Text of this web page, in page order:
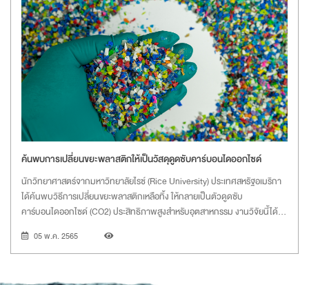
ค้นพบการเปลี่ยนขยะพลาสติกให้เป็นวัสดุดูดซับคาร์บอนไดออกไซด์
นักวิทยาศาสตร์จากมหาวิทยาลัยไรซ์ (Rice University) ประเทศสหรัฐอเมริกา
ได้ค้นพบวิธีการเปลี่ยนขยะพลาสติกเหลือทิ้ง ให้กลายเป็นตัวดูดซับ
คาร์บอนไดออกไซด์ (CO2) ประสิทธิภาพสูงสำหรับอุตสาหกรรม งานวิจัยนี้ได้รับ
05 พ.ค. 2565